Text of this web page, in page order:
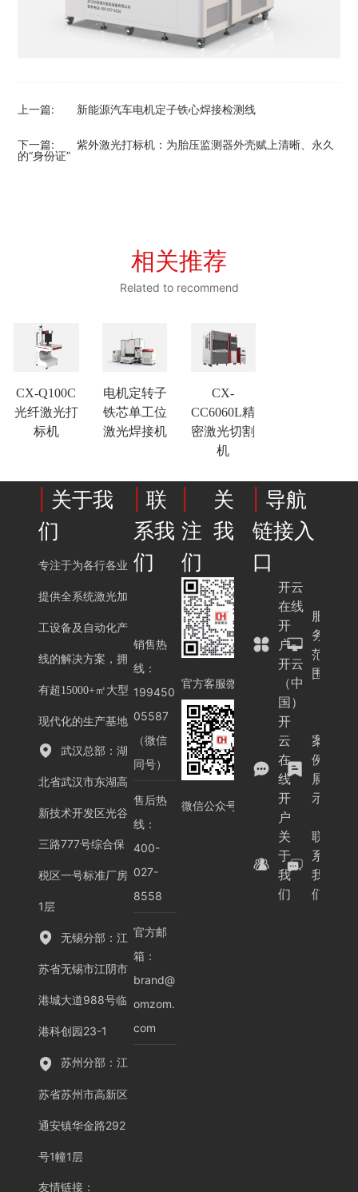
上一篇: 新能源汽车电机定子铁心焊接检测线
下一篇:
紫外激光打标机：为胎压监测器外壳赋上清晰、永久
的“身份证”
相关推荐
Related to recommend
CX-Q100C
光纤激光打
标机
电机定转子
铁芯单工位
激光焊接机
CX-
CC6060L精
密激光切割
机
关于我
们
专注于为各行各业
提供全系统激光加
工设备及自动化产
线的解决方案，拥
有超15000+㎡大型
现代化的生产基地
武汉总部：湖
北省武汉市东湖高
新技术开发区光谷
三路777号综合保
税区一号标准厂房
1层
无锡分部：江
苏省无锡市江阴市
港城大道988号临
港科创园23-1
苏州分部：江
苏省苏州市高新区
通安镇华金路292
号1幢1层
友情链接：
联
系我
们
销售热
线：
199450
05587
（微信
同号）
售后热
线：
400-
027-
8558
官方邮
箱：
brand@
omzom.
com
关
注我
们
官方客服微信
微信公众号
导航
链接入
口
开云
在线
开
户-
开云
（中
国）
服
务
范
围
开
云
在
线
开
户
案
例
展
示
关
于
我
们
联
系
我
们